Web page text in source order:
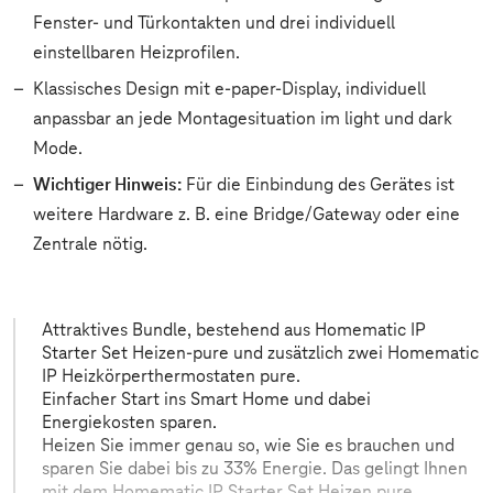
Fenster- und Türkontakten und drei individuell
einstellbaren Heizprofilen.
Klassisches Design mit e-paper-Display, individuell
anpassbar an jede Montagesituation im light und dark
Mode.
Wichtiger Hinweis: Für die Einbindung des Gerätes ist
weitere Hardware z. B. eine Bridge/Gateway oder eine
Zentrale nötig.
Attraktives Bundle, bestehend aus Homematic IP
Starter Set Heizen-pure und zusätzlich zwei Homematic
IP Heizkörperthermostaten pure.
Einfacher Start ins Smart Home und dabei
Energiekosten sparen.
Heizen Sie immer genau so, wie Sie es brauchen und
sparen Sie dabei bis zu 33% Energie. Das gelingt Ihnen